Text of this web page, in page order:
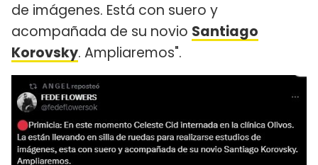
de imágenes. Está con suero y
acompañada de su novio Santiago
Korovsky. Ampliaremos".